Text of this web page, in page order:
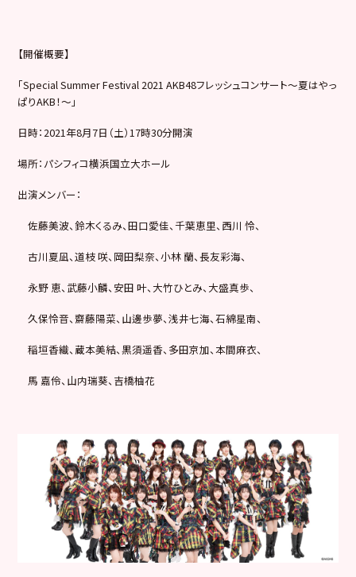
【開催概要】
「Special Summer Festival 2021 AKB48フレッシュコンサート〜夏はやっ
ぱりAKB！〜」
日時：2021年8月7日（土）17時30分開演
場所：パシフィコ横浜国立大ホール
出演メンバー：
佐藤美波、鈴木くるみ、田口愛佳、千葉恵里、西川 怜、
古川夏凪、道枝 咲、岡田梨奈、小林 蘭、長友彩海、
永野 恵、武藤小麟、安田 叶、大竹ひとみ、大盛真歩、
久保怜音、齋藤陽菜、山邊歩夢、浅井七海、石綿星南、
稲垣香織、蔵本美結、黒須遥香、多田京加、本間麻衣、
馬 嘉伶、山内瑞葵、吉橋柚花